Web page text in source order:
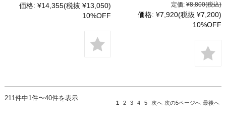
価格: ¥14,355(税抜 ¥13,050)
10%OFF
定価: ¥8,800(税込)
価格: ¥7,920(税抜 ¥7,200)
10%OFF
211件中1件〜40件を表示
1 2 3 4 5 次へ 次の5ページへ 最後へ